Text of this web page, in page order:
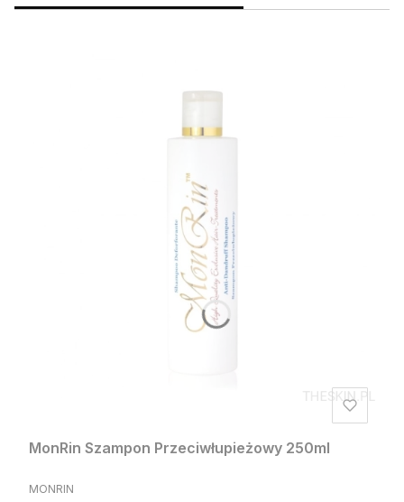
MonRin Szampon Przeciwłupieżowy 250ml
PRODUCENT
MONRIN